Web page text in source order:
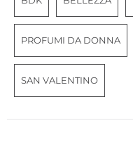
PROFUMI DA DONNA
SAN VALENTINO